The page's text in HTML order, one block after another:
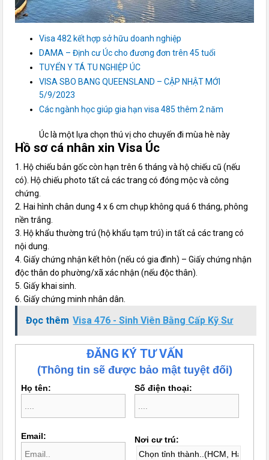
Visa 482 kết hợp sở hữu doanh nghiệp
DAMA – Định cư Úc cho đương đơn trên 45 tuổi
TUYỂN Y TÁ TU NGHIỆP ÚC
VISA SBO BANG QUEENSLAND – CẬP NHẬT MỚI
5/9/2023
Các ngành học giúp gia hạn visa 485 thêm 2 năm
Úc là một lựa chọn thú vị cho chuyến đi mùa hè này
Hồ sơ cá nhân xin Visa Úc
1. Hộ chiếu bản gốc còn hạn trên 6 tháng và hộ chiếu cũ (nếu
có). Hộ chiếu photo tất cả các trang có đóng mộc và công
chứng.
2. Hai hình chân dung 4 x 6 cm chụp không quá 6 tháng, phông
nền trắng.
3. Hộ khẩu thường trú (hộ khẩu tạm trú) in tất cả các trang có
nội dung.
4. Giấy chứng nhận kết hôn (nếu có gia đình) – Giấy chứng nhận
độc thân do phường/xã xác nhận (nếu độc thân).
5. Giấy khai sinh.
6. Giấy chứng minh nhân dân.
Đọc thêm Visa 476 - Sinh Viên Bằng Cấp Kỹ Sư
ĐĂNG KÝ TƯ VẤN
(Thông tin sẽ được bảo mật tuyệt đối)
Họ tên: Số điện thoại:
Email: Nơi cư trú: